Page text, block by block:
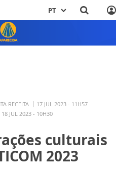
PT
RECEITA
17 JUL 2023 - 11H57
JUL 2023 - 10H30
culturais
2023